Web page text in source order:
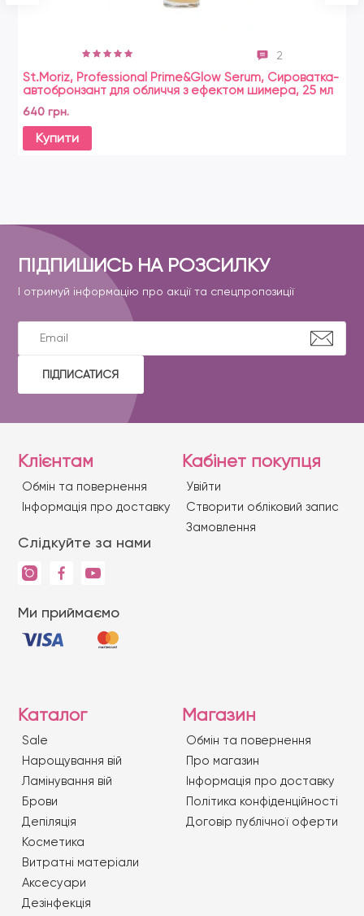
2
St.Moriz, Professional Prime&Glow Serum, Сироватка-
автобронзант для обличчя з ефектом шимера, 25 мл
640 грн.
Купити
ПІДПИШИСЬ НА РОЗСИЛКУ
І отримуй інформацію про акції та спецпропозиції
ПІДПИСАТИСЯ
Клієнтам
Обмін та повернення
Iнформація про доставку
Слідкуйте за нами
Ми приймаємо
Кабінет покупця
Увійти
Створити обліковий запис
Замовлення
Каталог
Sale
Нарощування вій
Ламінування вій
Брови
Депіляція
Косметика
Витратні матеріали
Аксесуари
Дезінфекція
Магазин
Обмін та повернення
Про магазин
Iнформація про доставку
Політика конфіденційності
Договір публічної оферти